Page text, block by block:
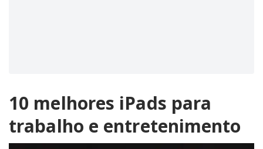
10 melhores iPads para
trabalho e entretenimento